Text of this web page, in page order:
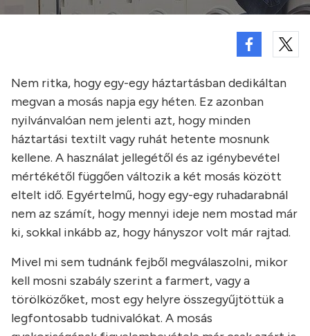
Nem ritka, hogy egy-egy háztartásban dedikáltan
megvan a mosás napja egy héten. Ez azonban
nyilvánvalóan nem jelenti azt, hogy minden
háztartási textilt vagy ruhát hetente mosnunk
kellene. A használat jellegétől és az igénybevétel
mértékétől függően változik a két mosás között
eltelt idő. Egyértelmű, hogy egy-egy ruhadarabnál
nem az számít, hogy mennyi ideje nem mostad már
ki, sokkal inkább az, hogy hányszor volt már rajtad.
Mivel mi sem tudnánk fejből megválaszolni, mikor
kell mosni szabály szerint a farmert, vagy a
törölközőket, most egy helyre összegyűjtöttük a
legfontosabb tudnivalókat. A mosás